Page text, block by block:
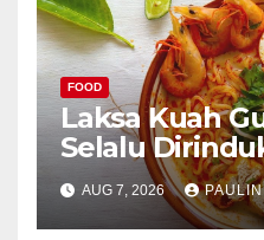
FOOD
Laksa Kuah
Selalu
AUG 7, 2026 PAULIN